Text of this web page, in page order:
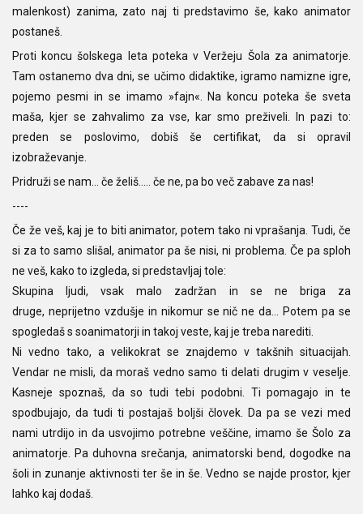
malenkost) zanima, zato naj ti predstavimo še, kako animator
postaneš.
Proti koncu šolskega leta poteka v Veržeju Šola za animatorje.
Tam ostanemo dva dni, se učimo didaktike, igramo namizne igre,
pojemo pesmi in se imamo »fajn«. Na koncu poteka še sveta
maša, kjer se zahvalimo za vse, kar smo preživeli. In pazi to:
preden se poslovimo, dobiš še certifikat, da si opravil
izobraževanje.
Pridruži se nam… če želiš….. če ne, pa bo več zabave za nas!
----
Če že veš, kaj je to biti animator, potem tako ni vprašanja. Tudi, če
si za to samo slišal, animator pa še nisi, ni problema. Če pa sploh
ne veš, kako to izgleda, si predstavljaj tole:
Skupina ljudi, vsak malo zadržan in se ne briga za
druge, neprijetno vzdušje in nikomur se nič ne da... Potem pa se
spogledaš s soanimatorji in takoj veste, kaj je treba narediti.
Ni vedno tako, a velikokrat se znajdemo v takšnih situacijah.
Vendar ne misli, da moraš vedno samo ti delati drugim v veselje.
Kasneje spoznaš, da so tudi tebi podobni. Ti pomagajo in te
spodbujajo, da tudi ti postajaš boljši človek. Da pa se vezi med
nami utrdijo in da usvojimo potrebne veščine, imamo še Šolo za
animatorje. Pa duhovna srečanja, animatorski bend, dogodke na
šoli in zunanje aktivnosti ter še in še. Vedno se najde prostor, kjer
lahko kaj dodaš.